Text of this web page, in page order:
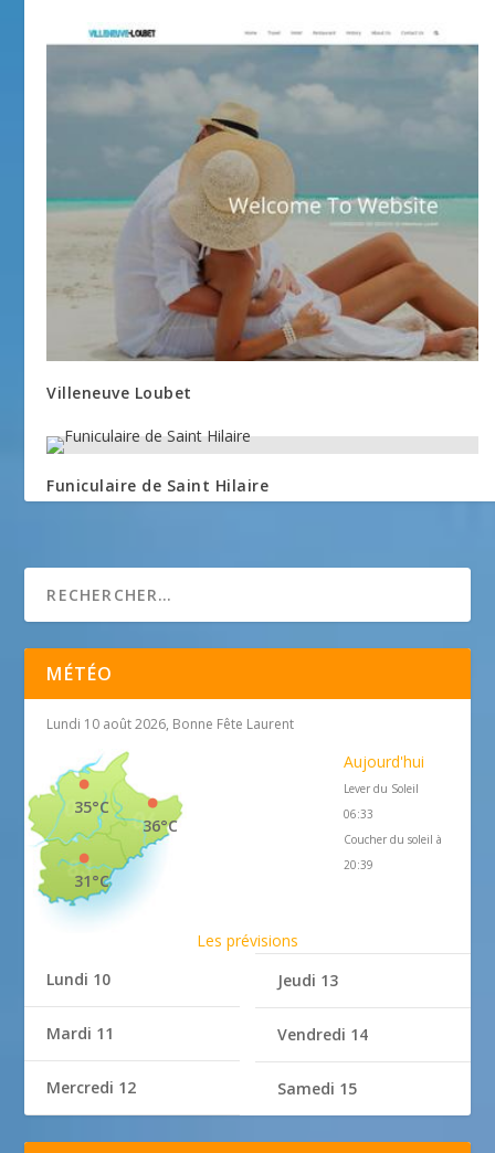
Villeneuve Loubet
Funiculaire de Saint Hilaire
MÉTÉO
Lundi 10 août 2026, Bonne Fête Laurent
36°C
35°C
31°C
Aujourd'hui
Lever du Soleil
06:33
Coucher du soleil à
20:39
Les prévisions
Lundi 10
Mardi 11
Mercredi 12
Jeudi 13
Vendredi 14
Samedi 15